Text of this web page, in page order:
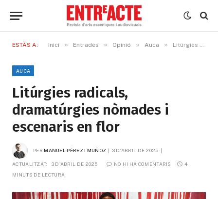
ESTÀS A: Inici » Entrades » Opinió » Auca » Litúrgies radicals, dramatúrgies nòmades i escenaris en flor
AUCA
Litúrgies radicals,
dramatúrgies nòmades i
escenaris en flor
PER MANUEL PÉREZ I MUÑOZ 3 D'ABRIL DE 2025
ACTUALITZAT: 3 D'ABRIL DE 2025 NO HI HA COMENTARIS
4
MINUTS DE LECTURA